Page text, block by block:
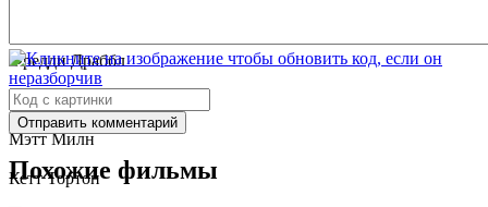
Фредди Драббл
Кэтрин Карпентер
Мэтт Милн
Кетт Тортон
Отправить комментарий
Похожие фильмы